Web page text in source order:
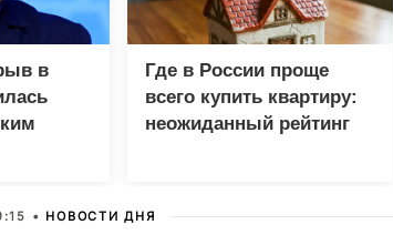
в
Где в России проще
всего купить квартиру:
неожиданный рейтинг
• НОВОСТИ ДНЯ